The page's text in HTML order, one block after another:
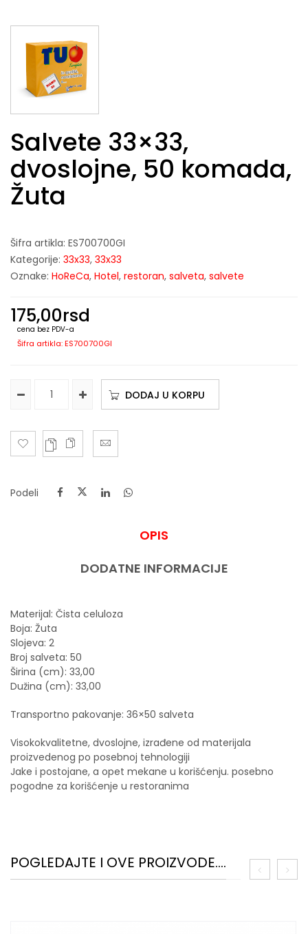
Salvete 33×33,
dvoslojne, 50 komada,
Žuta
Šifra artikla: ES700700GI
Kategorije: 33x33, 33x33
Oznake: HoReCa, Hotel, restoran, salveta, salvete
175,00rsd
cena bez PDV-a
Šifra artikla: ES700700GI
DODAJ U KORPU
Podeli
OPIS
DODATNE INFORMACIJE
Materijal: Čista celuloza
Boja: Žuta
Slojeva: 2
Broj salveta: 50
Širina (cm): 33,00
Dužina (cm): 33,00
Transportno pakovanje: 36×50 salveta
Visokokvalitetne, dvoslojne, izrađene od materijala
proizvedenog po posebnoj tehnologiji
Jake i postojane, a opet mekane u korišćenju. posebno
pogodne za korišćenje u restoranima
POGLEDAJTE I OVE PROIZVODE....